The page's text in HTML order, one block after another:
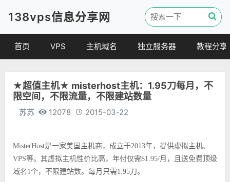
138vps信息分享网
首页 VPS
便宜VPS
VPS评测
主机域名
虚拟主机
独立服务器 教程分享
建站教程
★超值主机★ misterhost主机：1.95刀每月，不
限空间，不限流量，不限建站数量
苏苏 12078 2015-03-22
MisterHost是一家美国主机商，成立于2013年，提供虚拟主机、
VPS等。其虚拟主机性价比高，年付仅需$1.95/月，且送免费顶级
域名1个，不限建站数。每月只需1.95刀。